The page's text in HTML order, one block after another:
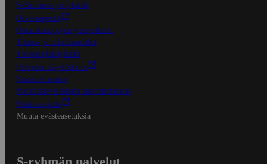
S-Business yrityksille
Oiva-raportit
Osuuskauppojen yhteystiedot
Tilaus- ja toimitusehdot
Tietosuojakäytäntö
Palvelun käyttöehdot
Saavutettavuus
Mobiilisovelluksen saavutettavuus
Mainostajalle
Muuta evästeasetuksia